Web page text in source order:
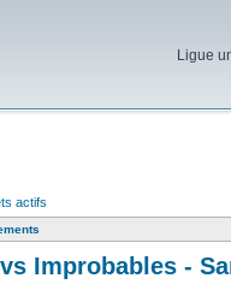
Ligue
actifs
Improbables -